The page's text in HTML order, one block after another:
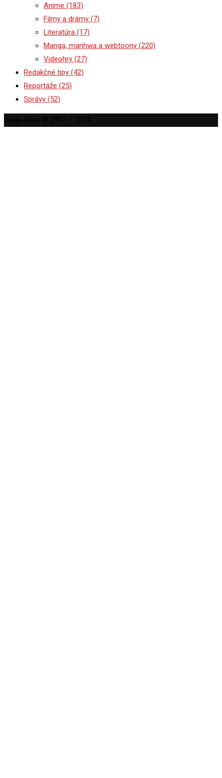
Anime (183)
Filmy a drámy (7)
Literatúra (17)
Manga, manhwa a webtoony (220)
Videohry (27)
Redakčné tipy (42)
Reportáže (25)
Správy (52)